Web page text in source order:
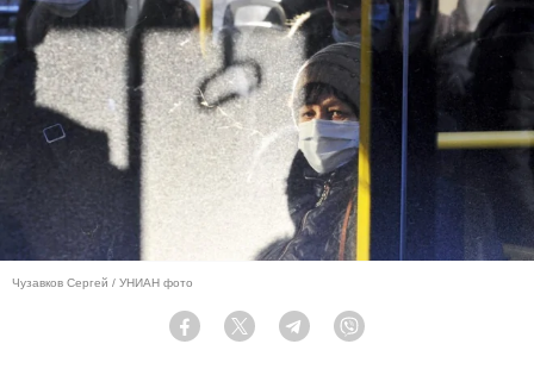
Чузавков Сергей / УНИАН фото
Facebook Twitter Telegram